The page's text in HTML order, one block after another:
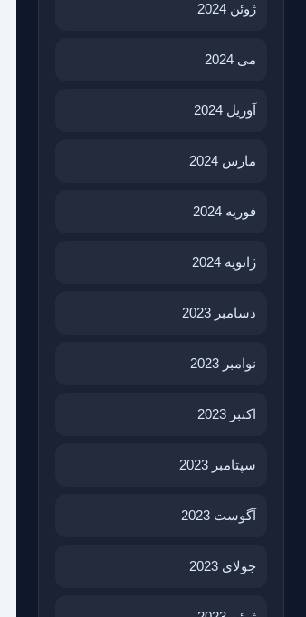
ژوئن 2024
می 2024
آوریل 2024
مارس 2024
فوریه 2024
ژانویه 2024
دسامبر 2023
نوامبر 2023
اکتبر 2023
سپتامبر 2023
آگوست 2023
جولای 2023